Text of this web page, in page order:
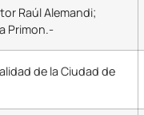
Raúl Alemandi;
Primon.-
de la Ciudad de